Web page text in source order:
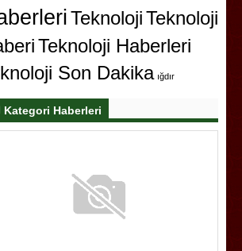
TeknolojiTeknoloji
Teknoloji Haberleri
Son Dakika ığdır
Kategori Haberleri